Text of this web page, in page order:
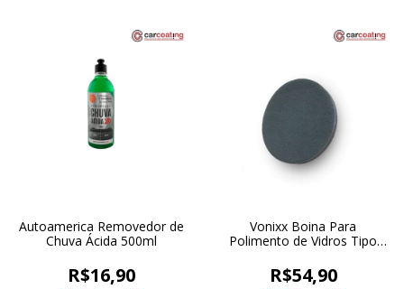
Autoamerica Removedor de
Chuva Ácida 500ml
R$16,90
Vonixx Boina Para
Polimento de Vidros Tipo
R$54,90